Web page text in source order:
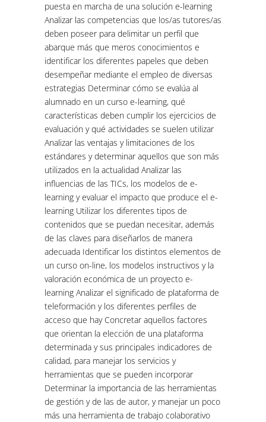
puesta en marcha de una solución e-learning
Analizar las competencias que los/as tutores/as
deben poseer para delimitar un perfil que
abarque más que meros conocimientos e
identificar los diferentes papeles que deben
desempeñar mediante el empleo de diversas
estrategias Determinar cómo se evalúa al
alumnado en un curso e-learning, qué
características deben cumplir los ejercicios de
evaluación y qué actividades se suelen utilizar
Analizar las ventajas y limitaciones de los
estándares y determinar aquellos que son más
utilizados en la actualidad Analizar las
influencias de las TICs, los modelos de e-
learning y evaluar el impacto que produce el e-
learning Utilizar los diferentes tipos de
contenidos que se puedan necesitar, además
de las claves para diseñarlos de manera
adecuada Identificar los distintos elementos de
un curso on-line, los modelos instructivos y la
valoración económica de un proyecto e-
learning Analizar el significado de plataforma de
teleformación y los diferentes perfiles de
acceso que hay Concretar aquellos factores
que orientan la elección de una plataforma
determinada y sus principales indicadores de
calidad, para manejar los servicios y
herramientas que se pueden incorporar
Determinar la importancia de las herramientas
de gestión y de las de autor, y manejar un poco
más una herramienta de trabajo colaborativo